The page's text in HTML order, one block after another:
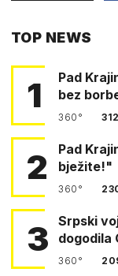
TOP NEWS
1
Pad
bez
360°
2
Pad
bježite!"
360°
3
Srpski
dogodila
360°